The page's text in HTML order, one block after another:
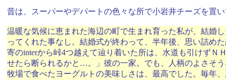
昔は、スーパーやデパートの色々な所で小岩井チーズを置
温暖な気候に恵まれた海辺の町で生まれ育った私が、結婚
ってくれた事なし。結婚式が終わって、半年後、思い詰め
寄のinterから峠4つ越えて辿り着いた所は、水道も引けず
せたら断られるかと…。」彼の一家。でも、人柄のよさそ
牧場で食べたヨーグルトの美味しさは、最高でした。毎年